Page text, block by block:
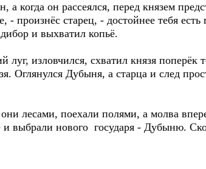
а когда он рассеялся, перед князем
- произнёс старец, - достойнее тебя есть
и выхватил копьё.
изловчился, схватил князя поперёк
Оглянулся Дубыня, а старца и след
лесами, поехали полями, а молва
и выбрали нового государя - Дубыню.